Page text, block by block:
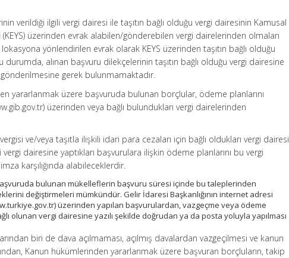
verildiği ilgili vergi dairesi ile taşıtın bağlı olduğu vergi dairesinin Kamusal
üzerinden evrak alabilen/gönderebilen vergi dairelerinden olmaları
yönlendirilen evrak olarak KEYS üzerinden taşıtın bağlı olduğu
alınan başvuru dilekçelerinin taşıtın bağlı olduğu vergi dairesine
gerek bulunmamaktadır.
yararlanmak üzere başvuruda bulunan borçlular, ödeme planlarını
üzerinden veya bağlı bulundukları vergi dairelerinden
ve/veya taşıtla ilişkili idari para cezaları için bağlı oldukları vergi dairesi
dairesine yaptıkları başvurulara ilişkin ödeme planlarını bu vergi
karşılığında alabileceklerdir.
bulunan mükelleflerin başvuru süresi içinde bu taleplerinden
değiştirmeleri mümkündür. Gelir İdaresi Başkanlığının internet adresi
üzerinden yapılan başvurulardan, vazgeçme veya ödeme
olunan vergi dairesine yazılı şekilde doğrudan ya da posta yoluyla yapılması
biri de dava açılmaması, açılmış davalardan vazgeçilmesi ve kanun
Kanun hükümlerinden yararlanmak üzere başvuran borçluların, takip